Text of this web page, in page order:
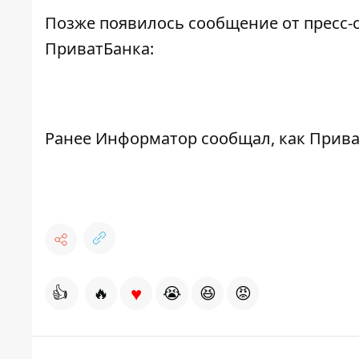
Позже появилось сообщение от
ПриватБанка:
Ранее Информатор сообщал, как
👍 🔥 ♥ 😭 😆 😡